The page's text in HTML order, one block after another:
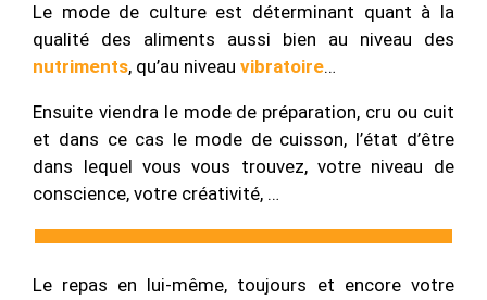
Le mode de culture est déterminant quant à la
qualité des aliments aussi bien au niveau des
nutriments, qu’au niveauvibratoire…
Ensuite viendra le mode de préparation, cru ou cuit
et dans ce cas le mode de cuisson, l’état d’être
dans lequel vous vous trouvez, votre niveau de
conscience, votre créativité, …
Le repas en lui-même, toujours et encore votre